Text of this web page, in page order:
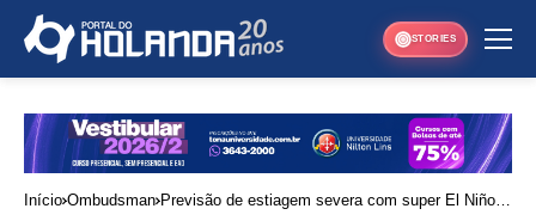
STORIES
Início Ombudsman Previsão de estiagem severa com super El Niño